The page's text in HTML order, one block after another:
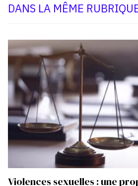
DANS LA MÊME
Violences sexuelles : une